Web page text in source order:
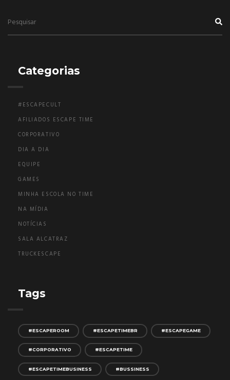
Categorias
#ESCAPECULT
AFILIADOS ESCAPE TIME
CORPORATIVO
DIA A DIA
EQUIPE
GAMES
MINHA ESCOLA NO TIME
NA MÍDIA
NOTÍCIAS
SALA ALCATRAZ
TRUCKESCAPE
Tags
#ESCAPEROOM #ESCAPETIMEBR #ESCAPEGAME
#CORPORATIVO #ESCAPETIME
#ESCAPETIMEBUSINESS #BUSSINESS